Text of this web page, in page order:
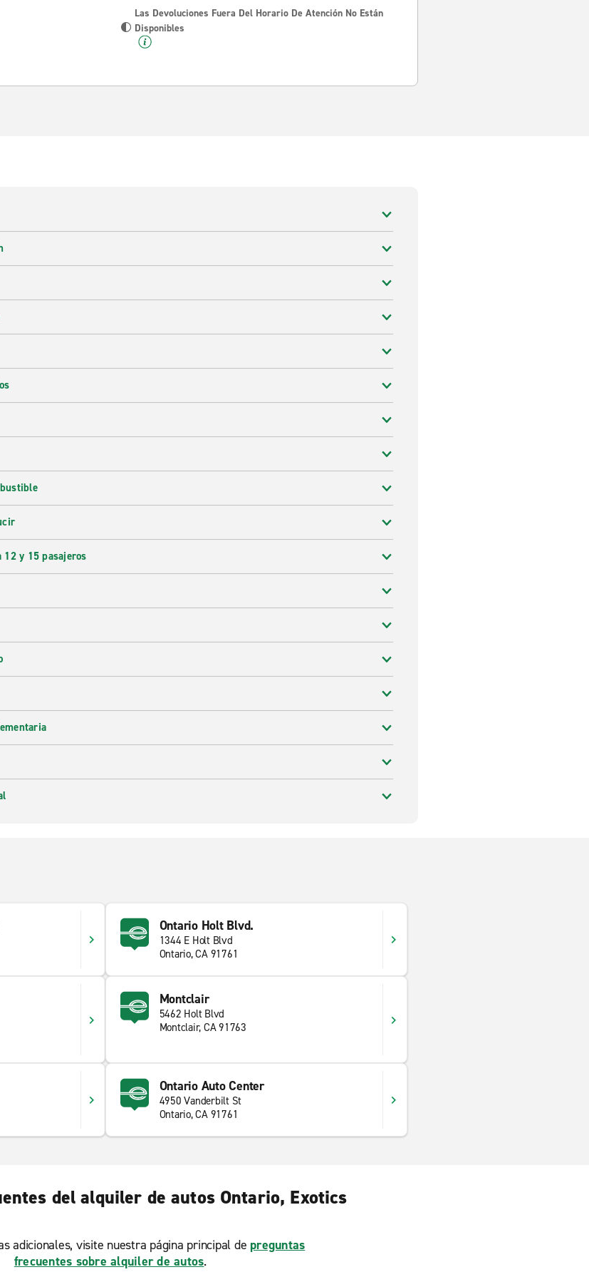
Las Devoluciones Fuera Del Horario De Atención No Están
Disponibles
y 15 pasajeros
Ontario Holt Blvd.
1344 E Holt Blvd
Ontario, CA 91761
Montclair
5462 Holt Blvd
Montclair, CA 91763
Ontario Auto Center
4950 Vanderbilt St
Ontario, CA 91761
del alquiler de autos Ontario, Exotics
adicionales, visite nuestra página principal de preguntas
frecuentes sobre alquiler de autos.